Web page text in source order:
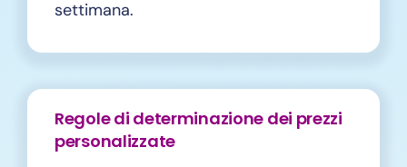
settimana.
Regole di determinazione dei prezzi
personalizzate